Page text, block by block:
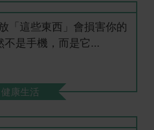
「這些東西」會損害你的
不是手機，而是它...
健康生活